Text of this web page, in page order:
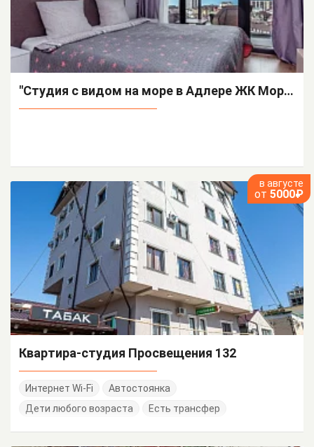
"Студия с видом на море в Адлере ЖК Морская Симфония" квартира-студия
в августе
от 5000₽
Квартира-студия Просвещения 132
Интернет Wi-Fi
Автостоянка
Дети любого возраста
Есть трансфер